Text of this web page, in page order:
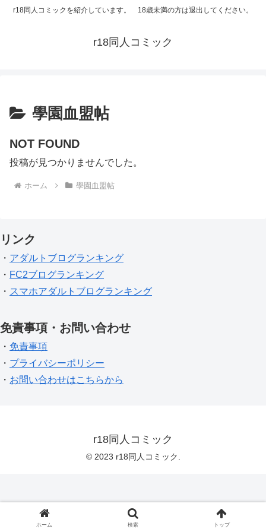
r18同人コミックを紹介しています。 18歳未満の方は退出してください。
r18同人コミック
學園血盟帖
NOT FOUND
投稿が見つかりませんでした。
ホーム 學園血盟帖
リンク
・ アダルトブログランキング
・ FC2ブログランキング
・ スマホアダルトブログランキング
免責事項・お問い合わせ
・ 免責事項
・ プライバシーポリシー
・ お問い合わせはこちらから
r18同人コミック
© 2023 r18同人コミック.
ホーム 検索 トップ